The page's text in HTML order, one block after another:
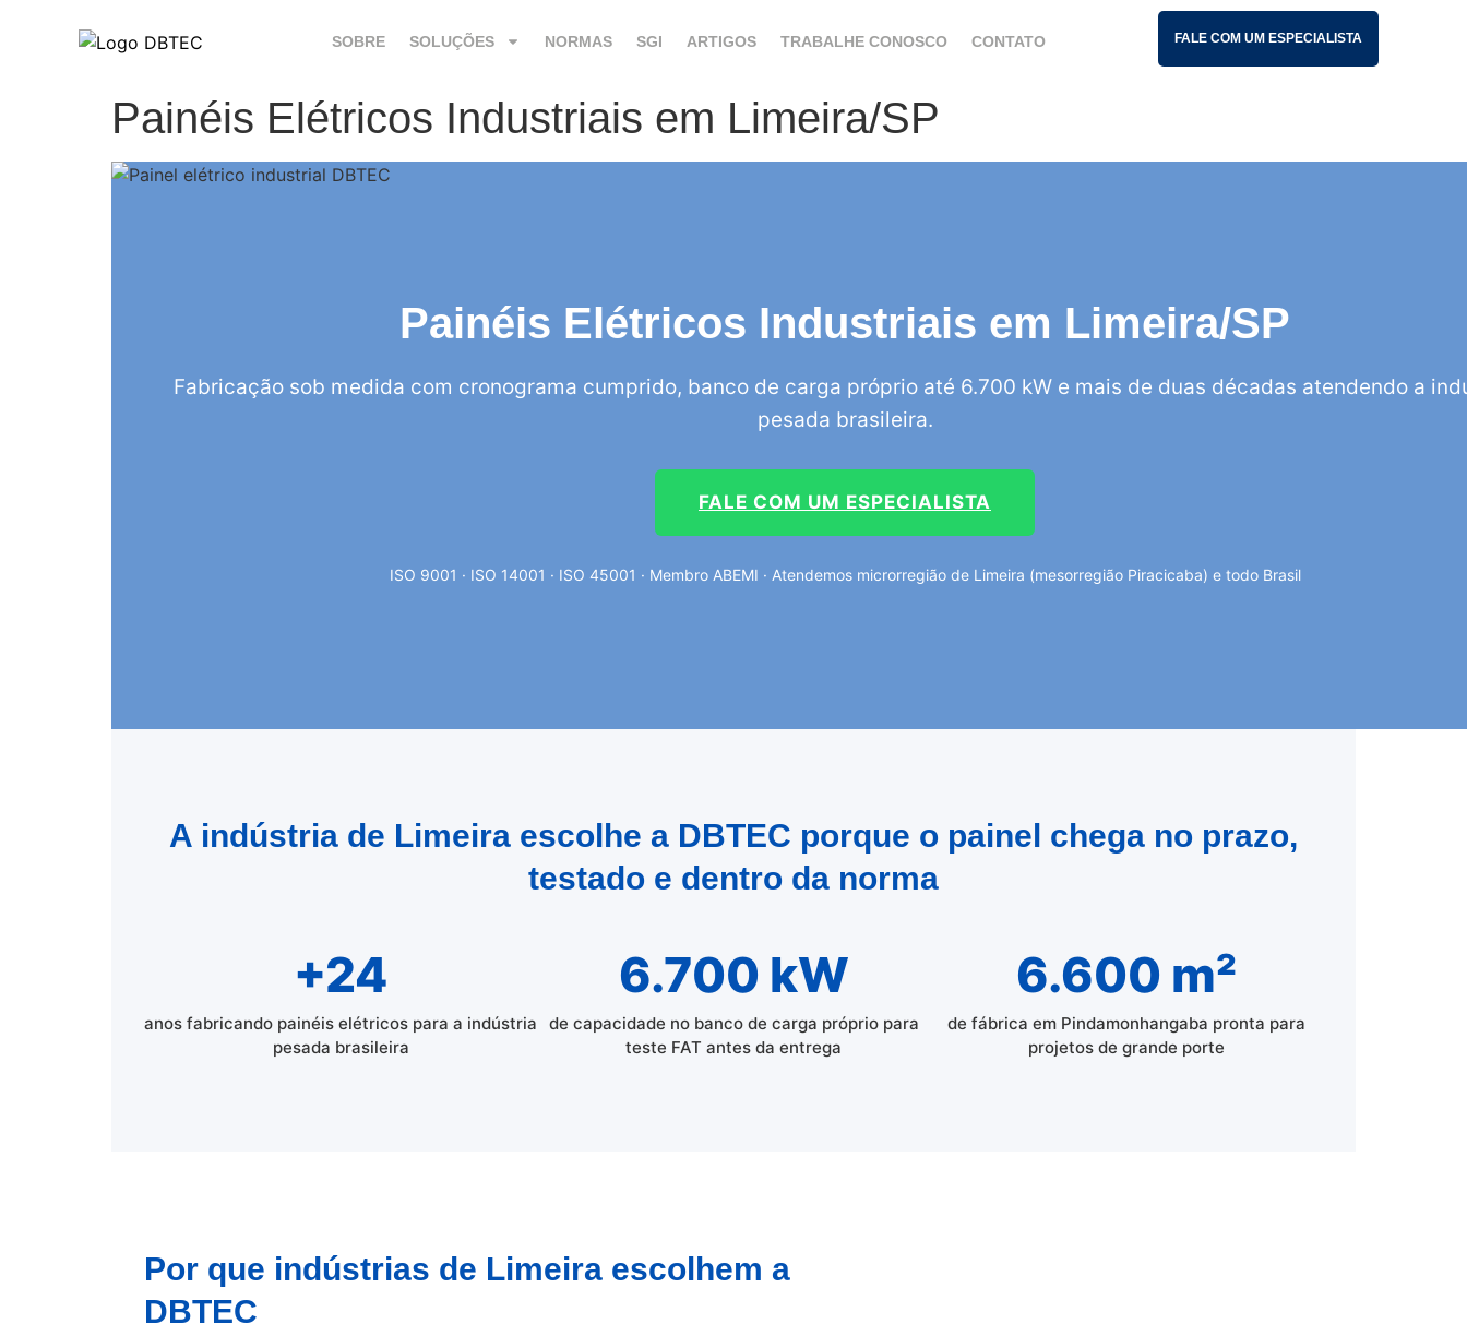
SOBRE SOLUÇÕES NORMAS SGI ARTIGOS TRABALHE CONOSCO CONTATO FALE COM UM ESPECIALISTA
Painéis Elétricos Industriais em Limeira/SP
Painéis Elétricos Industriais em Limeira/SP
Fabricação sob medida com cronograma cumprido, banco de carga próprio até 6.700 kW e mais de duas décadas atendendo a
pesada brasileira.
FALE COM UM ESPECIALISTA
ISO 9001 · ISO 14001 · ISO 45001 · Membro ABEMI · Atendemos microrregião de Limeira (mesorregião Piracicaba) e todo Brasil
A indústria de Limeira escolhe a DBTEC porque o painel chega no prazo,
testado e dentro da norma
+24
anos fabricando painéis elétricos para a indústria
pesada brasileira
6.700 kW
de capacidade no banco de carga próprio para
teste FAT antes da entrega
6.600 m²
de fábrica em Pindamonhangaba pronta para
projetos de grande porte
Por que indústrias de Limeira escolhem a
DBTEC